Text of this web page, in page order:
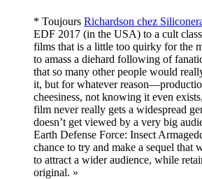
* Toujours Richardson chez
EDF 2017 (in the USA) to a cult
films that is a little too quirky for the
to amass a diehard following of
that so many other people would
it, but for whatever
cheesiness, not knowing it even
film never really gets a widespread
doesn’t get viewed by a very big
Earth Defense Force: Insect
chance to try and make a sequel that
to attract a wider audience, while
original. »